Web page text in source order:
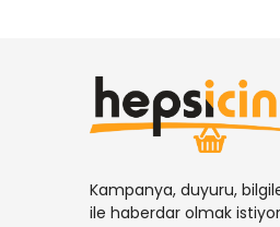
Kampanya, duyuru,
ile haberdar olmak